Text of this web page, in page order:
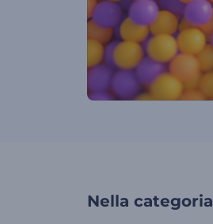
Nella categoria